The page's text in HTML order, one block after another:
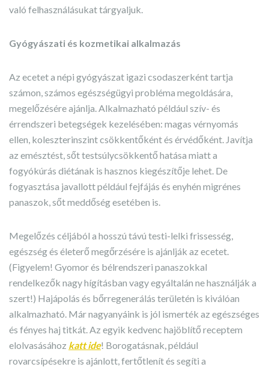
való felhasználásukat tárgyaljuk.
Gyógyászati és kozmetikai alkalmazás
Az ecetet a népi gyógyászat igazi csodaszerként tartja
számon, számos egészségügyi probléma megoldására,
megelőzésére ajánlja. Alkalmazható például szív- és
érrendszeri betegségek kezelésében: magas vérnyomás
ellen, koleszterinszint csökkentőként és érvédőként. Javítja
az emésztést, sőt testsúlycsökkentő hatása miatt a
fogyókúrás diétának is hasznos kiegészítője lehet. De
fogyasztása javallott például fejfájás és enyhén migrénes
panaszok, sőt meddőség esetében is.
Megelőzés céljából a hosszú távú testi-lelki frissesség,
egészség és életerő megőrzésére is ajánlják az ecetet.
(Figyelem! Gyomor és bélrendszeri panaszokkal
rendelkezők nagy hígításban vagy egyáltalán ne használják a
szert!) Hajápolás és bőrregenerálás területén is kiválóan
alkalmazható. Már nagyanyáink is jól ismerték az egészséges
és fényes haj titkát. Az egyik kedvenc hajöblítő receptem
elolvasásához katt ide! Borogatásnak, például
rovarcsípésekre is ajánlott, fertőtlenít és segíti a